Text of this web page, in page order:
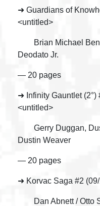
➜ Guardians of
<untitled>
Brian Michael
Deodato Jr.
— 20 pages
➜ Infinity Gauntlet (2°)
<untitled>
Gerry Duggan,
Dustin Weaver
— 20 pages
➜ Korvac Saga #2
Dan Abnett / Otto